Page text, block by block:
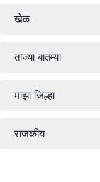
खेळ
ताज्या बातम्या
माझा जिल्हा
राजकीय